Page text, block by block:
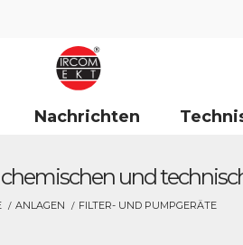
Nachrichten
und
ANLAGEN FILTER- UND PUMPGERÄTE